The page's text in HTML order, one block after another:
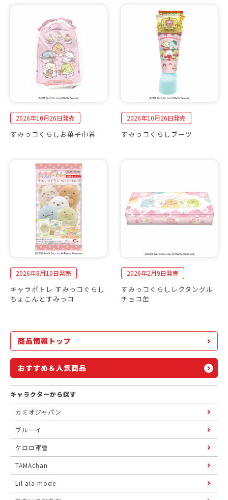
2026年10月26日発売
すみっコぐらしお菓子巾着
2026年10月26日発売
すみっコぐらしブーツ
2026年8月10日発売
キャラポトレ すみっコぐらし
ちょこんとすみっコ
2026年2月9日発売
すみっコぐらしレクタングル
チョコ缶
商品情報トップ
おすすめ＆人気商品
キャラクターから探す
カミオジャパン
ブルーイ
ケロロ軍曹
TAMAchan
Lil ala mode